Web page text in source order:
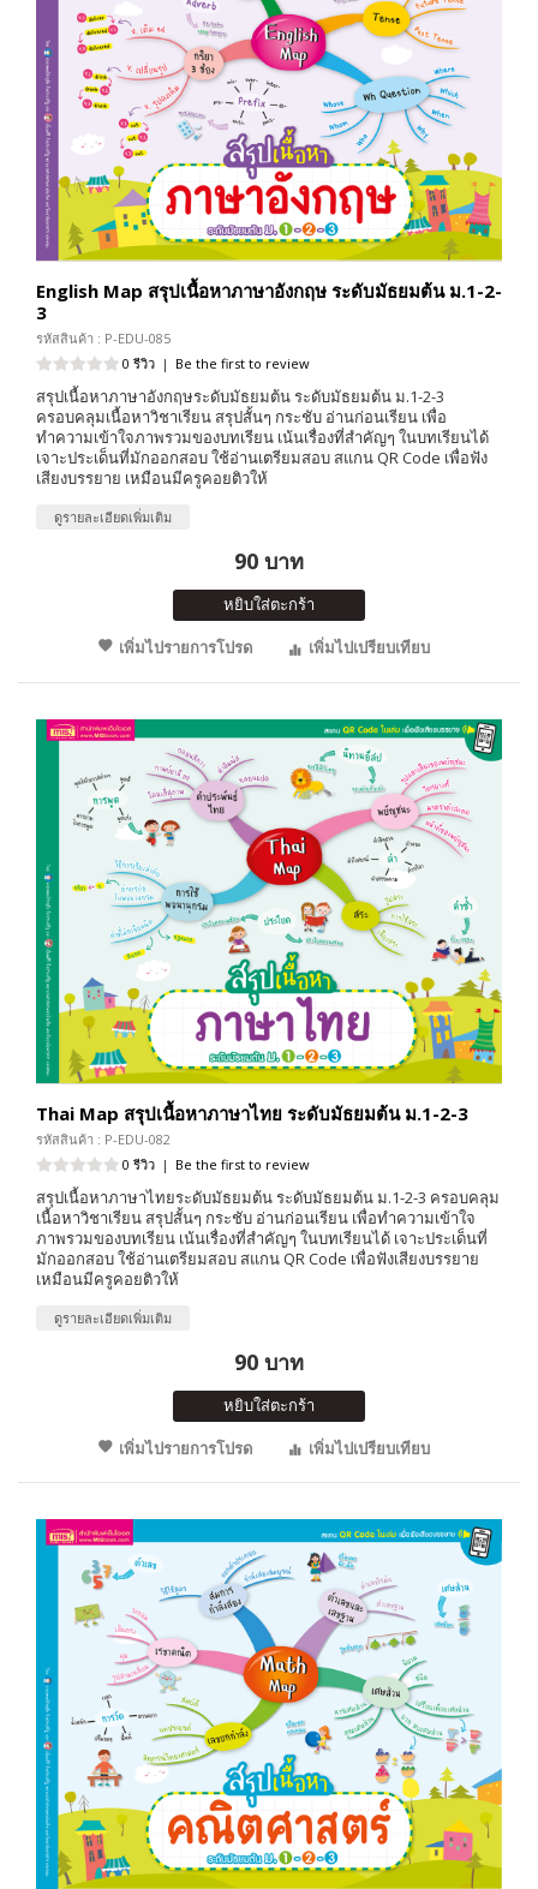
English Map สรุปเนื้อหาภาษาอังกฤษ ระดับมัธยมต้น ม.1-2-
3
รหัสสินค้า : P-EDU-085
0 รีวิว | Be the first to review
สรุปเนื้อหาภาษาอังกฤษระดับมัธยมต้น ระดับมัธยมต้น ม.1-2-3
ครอบคลุมเนื้อหาวิชาเรียน สรุปสั้นๆ กระชับ อ่านก่อนเรียน เพื่อ
ทำความเข้าใจภาพรวมของบทเรียน เน้นเรื่องที่สำคัญๆ ในบทเรียนได้
เจาะประเด็นที่มักออกสอบ ใช้อ่านเตรียมสอบ สแกน QR Code เพื่อฟัง
เสียงบรรยาย เหมือนมีครูคอยติวให้
ดูรายละเอียดเพิ่มเติม
90 บาท
หยิบใส่ตะกร้า
เพิ่มไปรายการโปรด
เพิ่มไปเปรียบเทียบ
Thai Map สรุปเนื้อหาภาษาไทย ระดับมัธยมต้น ม.1-2-3
รหัสสินค้า : P-EDU-082
0 รีวิว | Be the first to review
สรุปเนื้อหาภาษาไทยระดับมัธยมต้น ระดับมัธยมต้น ม.1-2-3 ครอบคลุม
เนื้อหาวิชาเรียน สรุปสั้นๆ กระชับ อ่านก่อนเรียน เพื่อทำความเข้าใจ
ภาพรวมของบทเรียน เน้นเรื่องที่สำคัญๆ ในบทเรียนได้ เจาะประเด็นที่
มักออกสอบ ใช้อ่านเตรียมสอบ สแกน QR Code เพื่อฟังเสียงบรรยาย
เหมือนมีครูคอยติวให้
ดูรายละเอียดเพิ่มเติม
90 บาท
หยิบใส่ตะกร้า
เพิ่มไปรายการโปรด
เพิ่มไปเปรียบเทียบ